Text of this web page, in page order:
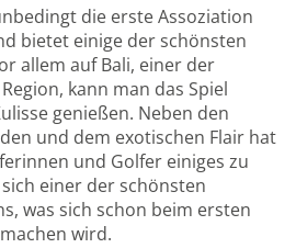
die erste Assoziation
bietet einige der schönsten
allem auf Bali, einer der
kann man das Spiel
genießen. Neben den
und dem exotischen Flair hat
und Golfer einiges zu
einer der schönsten
was sich schon beim ersten
wird.